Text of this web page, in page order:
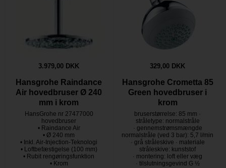
3.979,00 DKK
Hansgrohe Raindance
Air hovedbruser Ø 240
mm i krom
HansGrohe nr 27477000
hovedbruser
• Raindance Air
• Ø 240 mm
• Inkl. Air-Injection-Teknologi
• Loftbefæstigelse (100 mm)
• Rubit rengøringsfunktion
• Krom
329,00 DKK
Hansgrohe Crometta 85
Green hovedbruser i
krom
bruserstørrelse: 85 mm ·
stråletype: normalstråle
· gennemstrømsmængde
normalstråle (ved 3 bar): 5,7 l/min
· grå stråleskive · materiale
stråleskive: kunststof
· montering: loft eller væg
· tilslutningsgevind G ½